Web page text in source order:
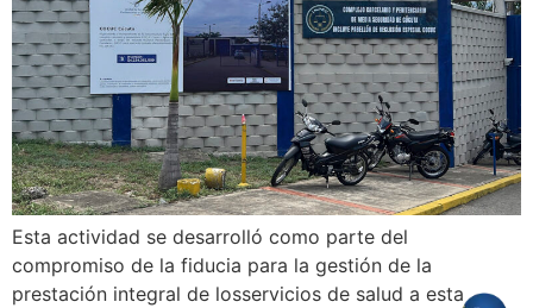
Esta actividad se desarrolló como parte del
compromiso de la fiducia para la gestión de la
prestación integral de losservicios de salud a esta